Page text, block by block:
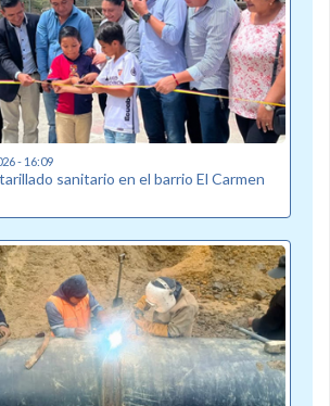
- 16:09
sanitario en el barrio El Carmen